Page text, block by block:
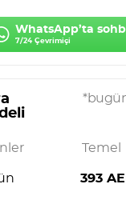
WhatsApp’ta
7/24 Çevrimiçi
Temel
393